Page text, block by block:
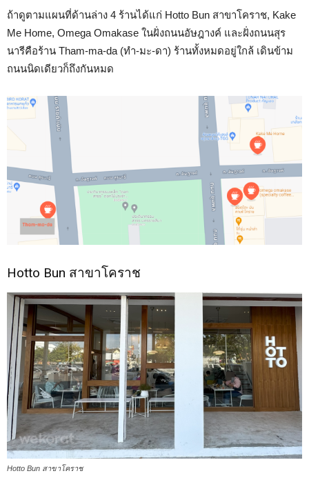
ถ้าดูตามแผนที่ด้านล่าง 4 ร้านได้แก่ Hotto Bun สาขาโคราช, Kake
Me Home, Omega Omakase ในฝั่งถนนอัษฎางค์ และฝั่งถนนสุร
นารีคือร้าน Tham-ma-da (ทำ-มะ-ดา) ร้านทั้งหมดอยู่ใกล้ เดินข้าม
ถนนนิดเดียวก็ถึงกันหมด
Hotto Bun สาขาโคราช
Hotto Bun สาขาโคราช